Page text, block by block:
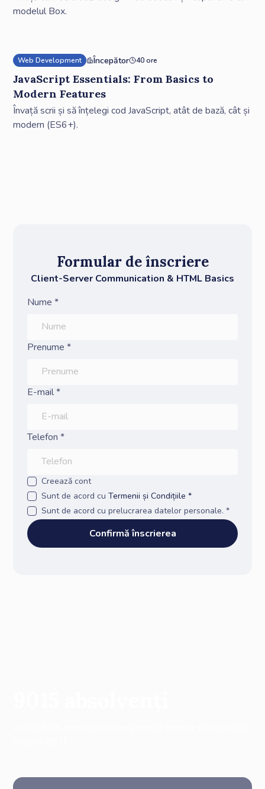
modelul Box.
Web Development Începător 40 ore
JavaScript Essentials: From Basics to
Modern Features
Învață scrii și să înțelegi cod JavaScript, atât de bază, cât și
modern (ES6+).
Formular de înscriere
Client-Server Communication & HTML Basics
Nume *
Prenume *
E-mail *
Telefon *
Creează cont
Sunt de acord cuTermenii și Condițiile *
Sunt de acord cu prelucrarea datelor personale. *